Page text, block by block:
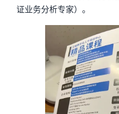
证业务分析专家）。